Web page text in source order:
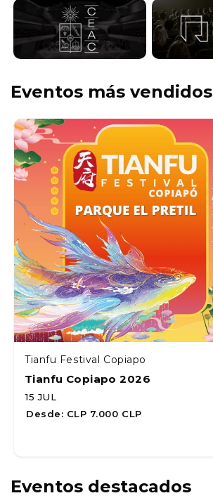
Eventos más vendidos
Tianfu Festival Copiapo
Tianfu Copiapo 2026
15 JUL
Desde: CLP 7.000 CLP
Eventos destacados